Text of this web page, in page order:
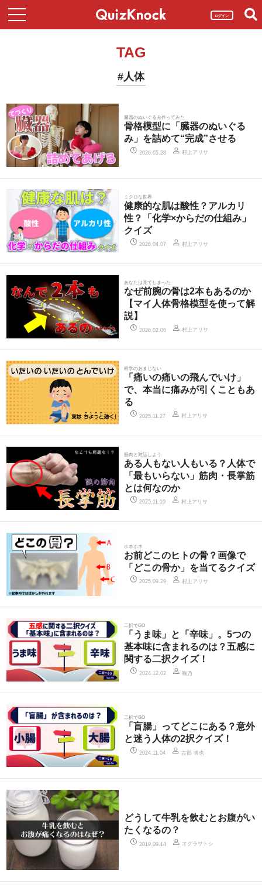
ログイン
TAG
#人体
臓器のぬいぐるみ作ってみた
骨格模型に「臓器のぬいぐる
み」を詰めて“完成”させる
2026.05.28 村上アリサ
ミクロな世界
健康的な肌は酸性？アルカリ
性？「化学×からだの仕組み」
クイズ
2026.04.07 村上アリサ
あなたは見てしまった
なぜ前腕の骨は2本もあるのか
【マイ人体骨格模型を使って解
説】
2026.02.06 村上アリサ
科学のおまじない
「痛いの痛いの飛んでいけ」
で、本当に痛みが引くこともあ
る
2025.11.27 村上アリサ
筋肉と対話しよう
ある人もない人もいる？人体で
「最もいらない」筋肉・長掌筋
とは何なのか
2025.11.10 村上アリサ
ホネホネ
お前どこのヒトの骨？画像で
「どこの骨か」を当てるクイズ
2025.09.29 村上アリサ
二択でGO
「うま味」と「辛味」。5つの
基本味に含まれるのは？五感に
関する二択クイズ！
2024.12.02 鞠乃
二択でGO
「盲腸」ってどこにある？意外
と迷う人体の2択クイズ！
2024.11.04 古郡 将也
どうして牛乳を飲むとお腹がい
たくなるの？
2019.09.14 オグラサトシ